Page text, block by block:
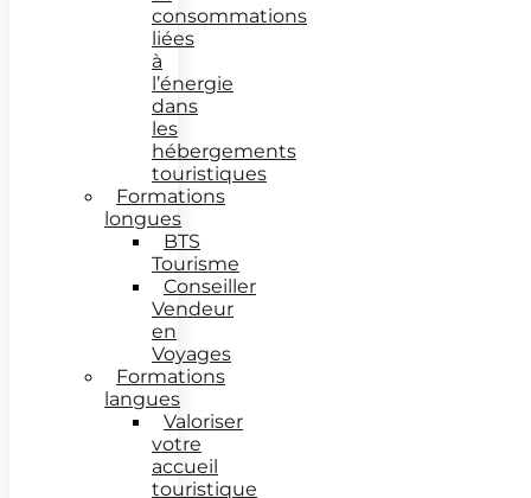
consommations
liées
à
l’énergie
dans
les
hébergements
touristiques
Formations
longues
BTS
Tourisme
Conseiller
Vendeur
en
Voyages
Formations
langues
Valoriser
votre
accueil
touristique